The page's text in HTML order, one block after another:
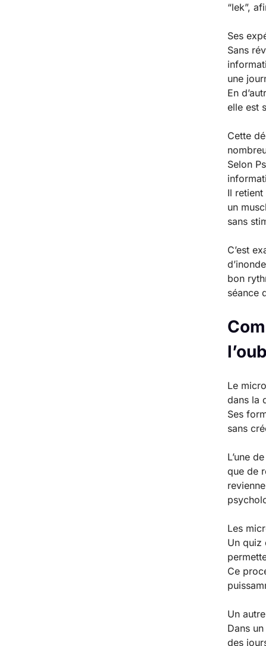
“lek”,
Ses
Sans
une
En
elle est
Cette
Selon
Il
un
sans
C’est
bon
séance
Le
dans la
Ses
sans
L’une
que de
Les
Un quiz
Ce
Un
Dans
des